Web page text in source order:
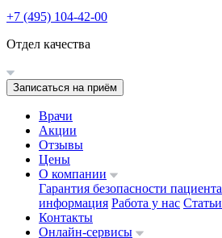
+7 (495) 104-42-00
Отдел качества
Записаться на приём
Врачи
Акции
Отзывы
Цены
О компании
Гарантия безопасности пациента
информация Работа у нас Статьи
Контакты
Онлайн-сервисы